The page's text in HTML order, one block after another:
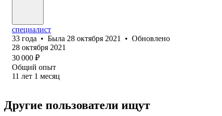
специалист
33 года • Была 28 октября 2021 • Обновлено
28 октября 2021
30 000 ₽
Общий опыт
11 лет 1 месяц
Другие пользователи ищут